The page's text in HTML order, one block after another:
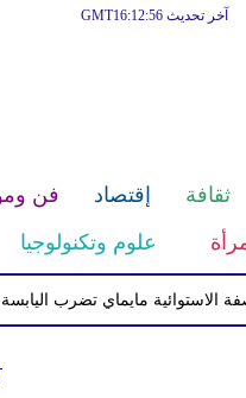
آخر تحديث GMT16:12:56
ثقافة إقتصاد فن
علوم وتكنولوجيا
مايماي تضرب اليابسة في